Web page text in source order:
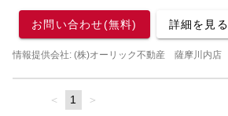
お問い合わせ(無料) 詳細を見る
情報提供会社: (株)オーリック不動産 薩摩川内店
page
You're
1 page